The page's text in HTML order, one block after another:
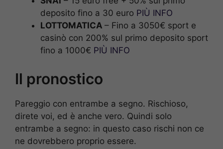
deposito fino a 30 euro PIÙ INFO
LOTTOMATICA – Fino a 3050€ sport e
casinò con 200% sul primo deposito sport
fino a 1000€ PIÙ INFO
Il pronostico
Pareggio con entrambe a segno. Rischioso,
direte voi, ed è anche vero. Quindi solo
entrambe a segno: in questo caso rischi non ce
ne dovrebbero proprio essere.